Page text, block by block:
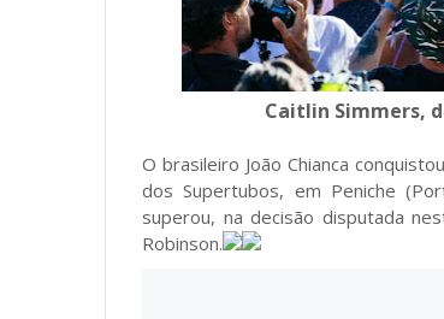
Caitlin Simmers,
O brasileiro João Chianca
dos Supertubos, em Peniche
superou, na decisão disputada
Robinson.